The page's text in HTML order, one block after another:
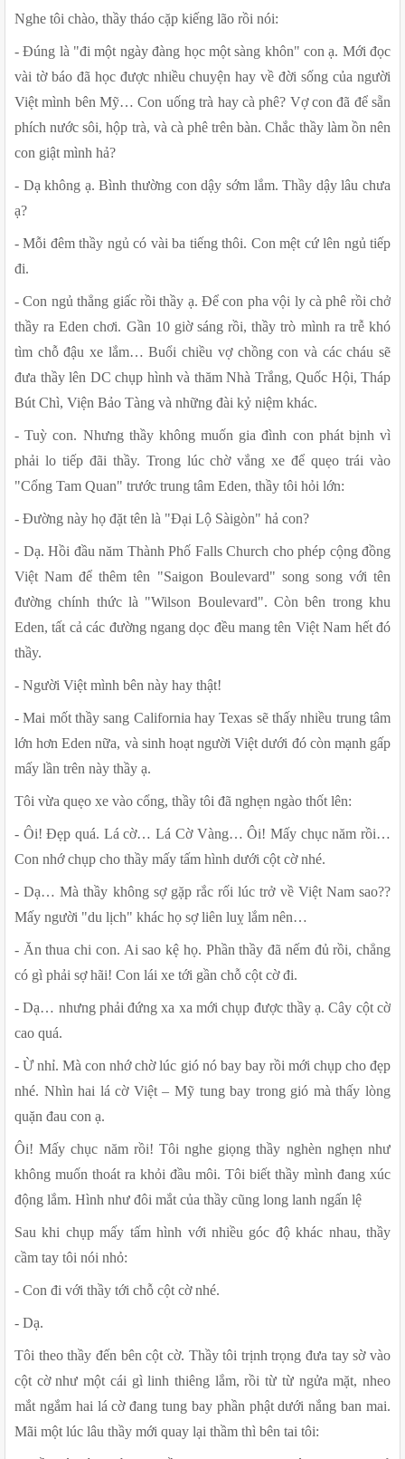
Nghe tôi chào, thầy tháo cặp kiếng lão rồi nói:
- Đúng là "đi một ngày đàng học một sàng khôn" con ạ. Mới đọc
vài tờ báo đã học được nhiều chuyện hay về đời sống của người
Việt mình bên Mỹ… Con uống trà hay cà phê? Vợ con đã để sẵn
phích nước sôi, hộp trà, và cà phê trên bàn. Chắc thầy làm ồn nên
con giật mình hả?
- Dạ không ạ. Bình thường con dậy sớm lắm. Thầy dậy lâu chưa
ạ?
- Mỗi đêm thầy ngủ có vài ba tiếng thôi. Con mệt cứ lên ngủ tiếp
đi.
- Con ngủ thẳng giấc rồi thầy ạ. Để con pha vội ly cà phê rồi chở
thầy ra Eden chơi. Gần 10 giờ sáng rồi, thầy trò mình ra trễ khó
tìm chỗ đậu xe lắm… Buổi chiều vợ chồng con và các cháu sẽ
đưa thầy lên DC chụp hình và thăm Nhà Trắng, Quốc Hội, Tháp
Bút Chì, Viện Bảo Tàng và những đài kỷ niệm khác.
- Tuỳ con. Nhưng thầy không muốn gia đình con phát bịnh vì
phải lo tiếp đãi thầy. Trong lúc chờ vắng xe để quẹo trái vào
"Cổng Tam Quan" trước trung tâm Eden, thầy tôi hỏi lớn:
- Đường này họ đặt tên là "Đại Lộ Sàigòn" hả con?
- Dạ. Hồi đầu năm Thành Phố Falls Church cho phép cộng đồng
Việt Nam để thêm tên "Saigon Boulevard" song song với tên
đường chính thức là "Wilson Boulevard". Còn bên trong khu
Eden, tất cả các đường ngang dọc đều mang tên Việt Nam hết đó
thầy.
- Người Việt mình bên này hay thật!
- Mai mốt thầy sang California hay Texas sẽ thấy nhiều trung tâm
lớn hơn Eden nữa, và sinh hoạt người Việt dưới đó còn mạnh gấp
mấy lần trên này thầy ạ.
Tôi vừa quẹo xe vào cổng, thầy tôi đã nghẹn ngào thốt lên:
- Ôi! Đẹp quá. Lá cờ… Lá Cờ Vàng… Ôi! Mấy chục năm rồi…
Con nhớ chụp cho thầy mấy tấm hình dưới cột cờ nhé.
- Dạ… Mà thầy không sợ gặp rắc rối lúc trở về Việt Nam sao??
Mấy người "du lịch" khác họ sợ liên luỵ lắm nên…
- Ăn thua chi con. Ai sao kệ họ. Phần thầy đã nếm đủ rồi, chẳng
có gì phải sợ hãi! Con lái xe tới gần chỗ cột cờ đi.
- Dạ… nhưng phải đứng xa xa mới chụp được thầy ạ. Cây cột cờ
cao quá.
- Ừ nhỉ. Mà con nhớ chờ lúc gió nó bay bay rồi mới chụp cho đẹp
nhé. Nhìn hai lá cờ Việt – Mỹ tung bay trong gió mà thấy lòng
quặn đau con ạ.
Ôi! Mấy chục năm rồi! Tôi nghe giọng thầy nghèn nghẹn như
không muốn thoát ra khỏi đầu môi. Tôi biết thầy mình đang xúc
động lắm. Hình như đôi mắt của thầy cũng long lanh ngấn lệ
Sau khi chụp mấy tấm hình với nhiều góc độ khác nhau, thầy
cầm tay tôi nói nhỏ:
- Con đi với thầy tới chỗ cột cờ nhé.
- Dạ.
Tôi theo thầy đến bên cột cờ. Thầy tôi trịnh trọng đưa tay sờ vào
cột cờ như một cái gì linh thiêng lắm, rồi từ từ ngửa mặt, nheo
mắt ngắm hai lá cờ đang tung bay phần phật dưới nắng ban mai.
Mãi một lúc lâu thầy mới quay lại thầm thì bên tai tôi: